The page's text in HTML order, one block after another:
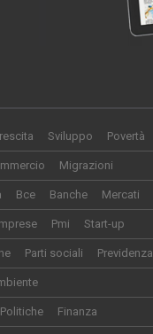
Sviluppo Povertà
Migrazioni
Bce Banche Mercati
Pmi Start-up
Parti sociali Previdenza
Politiche Finanza